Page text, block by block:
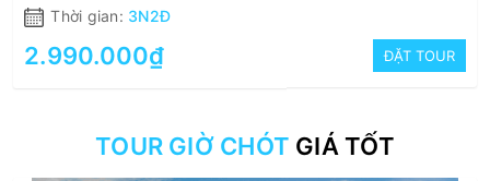
Thời gian: 3N2Đ
2.990.000₫ ĐẶT TOUR
TOUR GIỜ CHÓT GIÁ TỐT